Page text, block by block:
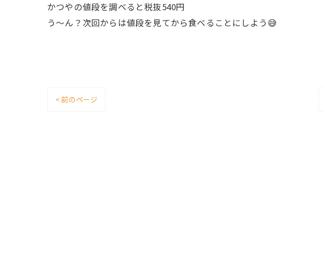
かつやの値段を調べると税抜540円
う〜ん？次回からは値段を見てから食べることにしよう😅
< 前のページ